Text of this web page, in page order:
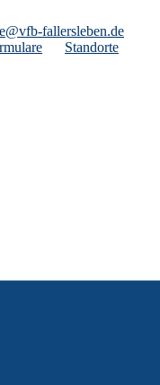
fallersleben.de
Standorte